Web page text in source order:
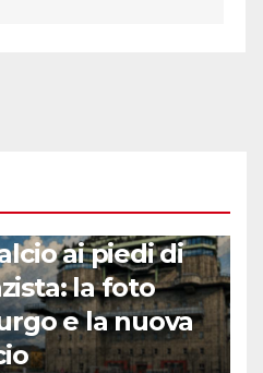
ai piedi di
la foto
e la nuova